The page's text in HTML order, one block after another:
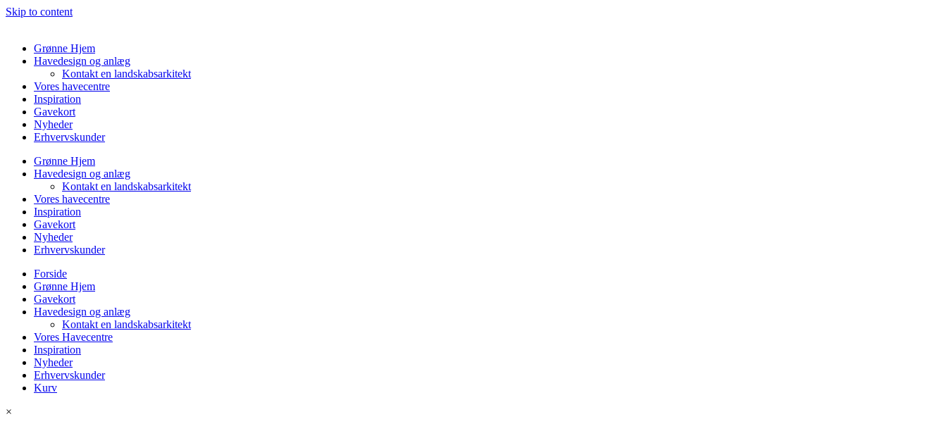
Skip to content
Grønne Hjem
Havedesign og anlæg
Kontakt en landskabsarkitekt
Vores havecentre
Inspiration
Gavekort
Nyheder
Erhvervskunder
Grønne Hjem
Havedesign og anlæg
Kontakt en landskabsarkitekt
Vores havecentre
Inspiration
Gavekort
Nyheder
Erhvervskunder
Forside
Grønne Hjem
Gavekort
Havedesign og anlæg
Kontakt en landskabsarkitekt
Vores Havecentre
Inspiration
Nyheder
Erhvervskunder
Kurv
×